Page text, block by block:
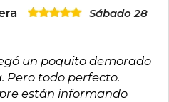
Sábado 28
un poquito demorado
Pero todo perfecto.
están informando